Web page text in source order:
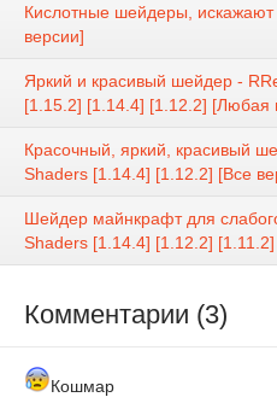
Кислотные шейдеры,
версии]
Яркий и красивый шейдер -
[1.15.2] [1.14.4] [1.12.2] [Любая
Красочный, яркий, красивый
Shaders [1.14.4] [1.12.2] [Все
Шейдер майнкрафт для
Shaders [1.14.4] [1.12.2]
Комментарии (3)
Кошмар